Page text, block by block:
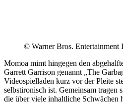
© Warner Bros. Entertainment
Momoa mimt hingegen den
Garrett Garrison genannt „The
Videospielladen kurz vor der Pleite
selbstironisch ist. Gemeinsam tragen
die über viele inhaltliche Schwächen